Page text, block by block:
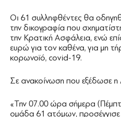
Οι 61 συλληφθέντες θα
την δικογραφία που
την Κρατική Ασφάλεια, ενώ
ευρώ για τον καθένα, για μη
κορωνοϊό, covid-19.
Σε ανακοίνωση που εξέδωσε η
«Την 07.00 ώρα σήμερα
ομάδα 61 ατόμων, προσέγγισε